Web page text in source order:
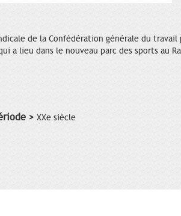
de la Confédération générale du
lieu dans le nouveau parc des sports au
> XXe siècle